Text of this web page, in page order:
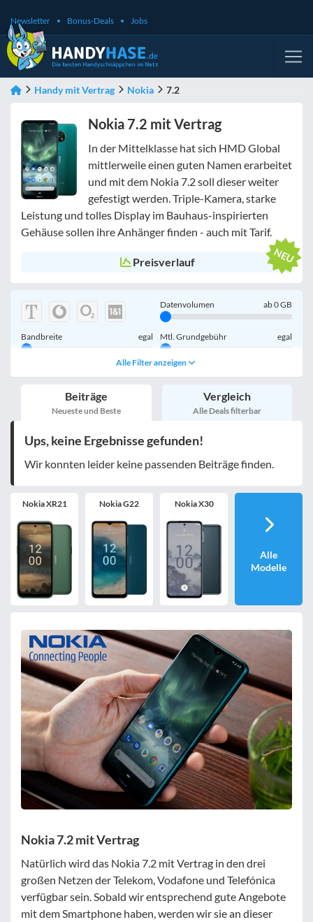
Newsletter Bonus-Deals Jobs
Handy mit Vertrag Nokia 7.2
Nokia 7.2 mit Vertrag
In der Mittelklasse hat sich HMD Global
mittlerweile einen guten Namen erarbeitet
und mit dem Nokia 7.2 soll dieser weiter
gefestigt werden. Triple-Kamera, starke
Leistung und tolles Display im Bauhaus-inspirierten
Gehäuse sollen ihre Anhänger finden - auch mit Tarif.
Preisverlauf
Datenvolumen ab0GB
Bandbreite egal Mtl. Grundgebühr egal
egal
inkl. Young-Tarife
nur 5G-Tarife inkl. Kombi-Tarife
Bewertung
Filter zurücksetzen
Alle Filter anzeigen
Beiträge
Neueste und Beste
Vergleich
Alle Deals filterbar
Ups, keine Ergebnisse gefunden!
Wir konnten leider keine passenden Beiträge finden.
Nokia XR21 Nokia G22 Nokia X30
Alle
Modelle
Nokia 7.2 mit Vertrag
Natürlich wird das Nokia 7.2 mit Vertrag in den drei
großen Netzen der Telekom, Vodafone und Telefónica
verfügbar sein. Sobald wir entsprechend gute Angebote
mit dem Smartphone haben, werden wir sie an dieser